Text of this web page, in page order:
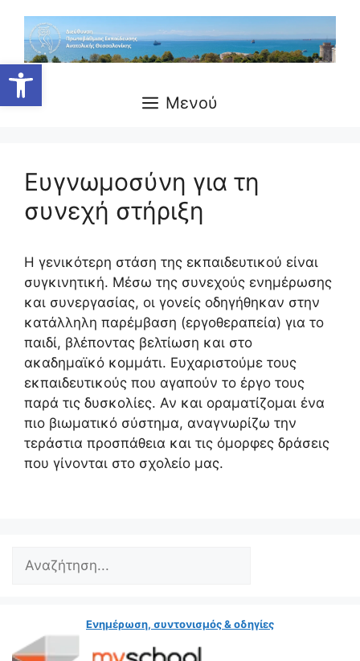
Ανοίξτε τη γραμμή εργαλείων
περιεχόμενο
Μενού
Ευγνωμοσύνη για τη
συνεχή στήριξη
Η γενικότερη στάση της εκπαιδευτικού είναι
συγκινητική. Μέσω της συνεχούς ενημέρωσης
και συνεργασίας, οι γονείς οδηγήθηκαν στην
κατάλληλη παρέμβαση (εργοθεραπεία) για το
παιδί, βλέποντας βελτίωση και στο
ακαδημαϊκό κομμάτι. Ευχαριστούμε τους
εκπαιδευτικούς που αγαπούν το έργο τους
παρά τις δυσκολίες. Αν και οραματίζομαι ένα
πιο βιωματικό σύστημα, αναγνωρίζω την
τεράστια προσπάθεια και τις όμορφες δράσεις
που γίνονται στο σχολείο μας.
Ενημέρωση, συντονισμός & οδηγίες